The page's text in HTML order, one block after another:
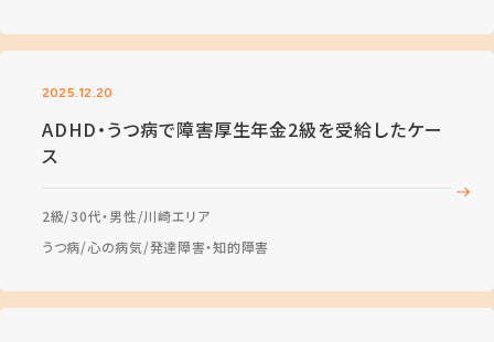
2025.12.20
ADHD・うつ病で障害厚生年金2級を受給したケー
ス
2級 30代・男性 川崎エリア
うつ病 心の病気 発達障害・知的障害